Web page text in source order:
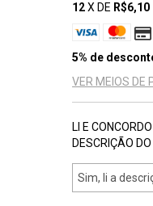
12X DE R$6,10
5% de
VER MEIOS DE
LI E
DESCRIÇÃO